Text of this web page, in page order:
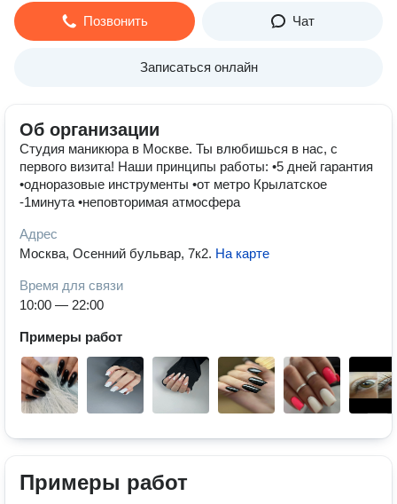
Позвонить Чат
Записаться онлайн
Об организации
Студия маникюра в Москве. Ты влюбишься в нас, с
первого визита! Наши принципы работы: •5 дней гарантия
•одноразовые инструменты •от метро Крылатское
-1минута •неповторимая атмосфера
Адрес
Москва, Осенний бульвар, 7к2. На карте
Время для связи
10:00 — 22:00
Примеры работ
Примеры работ